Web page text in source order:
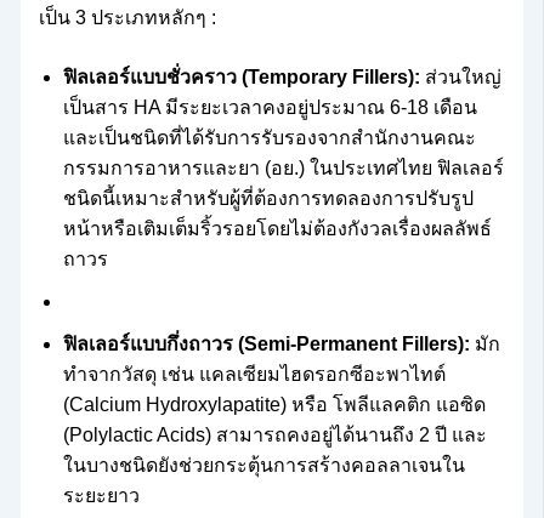
เป็น 3 ประเภทหลักๆ :
ฟิลเลอร์แบบชั่วคราว (Temporary Fillers): ส่วนใหญ่
เป็นสาร HA มีระยะเวลาคงอยู่ประมาณ 6-18 เดือน
และเป็นชนิดที่ได้รับการรับรองจากสำนักงานคณะ
กรรมการอาหารและยา (อย.) ในประเทศไทย ฟิลเลอร์
ชนิดนี้เหมาะสำหรับผู้ที่ต้องการทดลองการปรับรูป
หน้าหรือเติมเต็มริ้วรอยโดยไม่ต้องกังวลเรื่องผลลัพธ์
ถาวร
ฟิลเลอร์แบบกึ่งถาวร (Semi-Permanent Fillers): มัก
ทำจากวัสดุ เช่น แคลเซียมไฮดรอกซีอะพาไทต์
(Calcium Hydroxylapatite) หรือ โพลีแลคติก แอซิด
(Polylactic Acids) สามารถคงอยู่ได้นานถึง 2 ปี และ
ในบางชนิดยังช่วยกระตุ้นการสร้างคอลลาเจนใน
ระยะยาว